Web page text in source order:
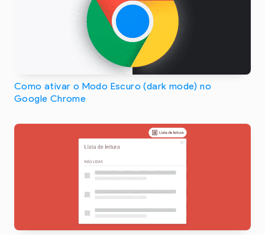
Como ativar o Modo Escuro (dark mode) no
Google Chrome